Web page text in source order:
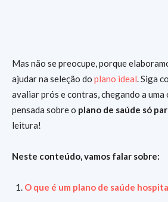
Mas não se preocupe, porque
ajudar na seleção do plano ideal . Siga
avaliar prós e contras, chegando a uma
pensada sobre o plano de saúde só
leitura!
Neste conteúdo, vamos falar sobre:
O que é um plano de saúde